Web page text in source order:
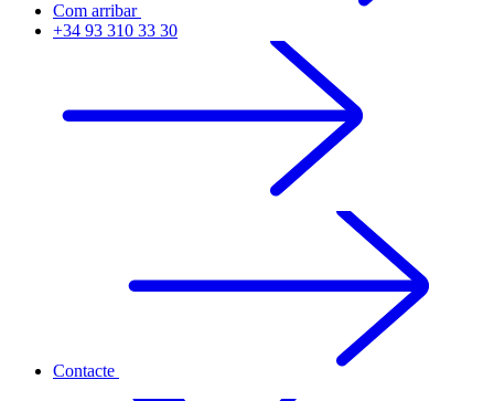
Com arribar
+34 93 310 33 30
Contacte